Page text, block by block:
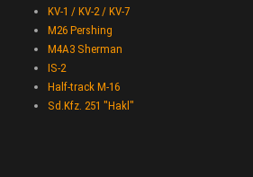
KV-1 / KV-2 / KV-7
M26 Pershing
M4A3 Sherman
IS-2
Half-track M-16
Sd.Kfz. 251 "Hakl"